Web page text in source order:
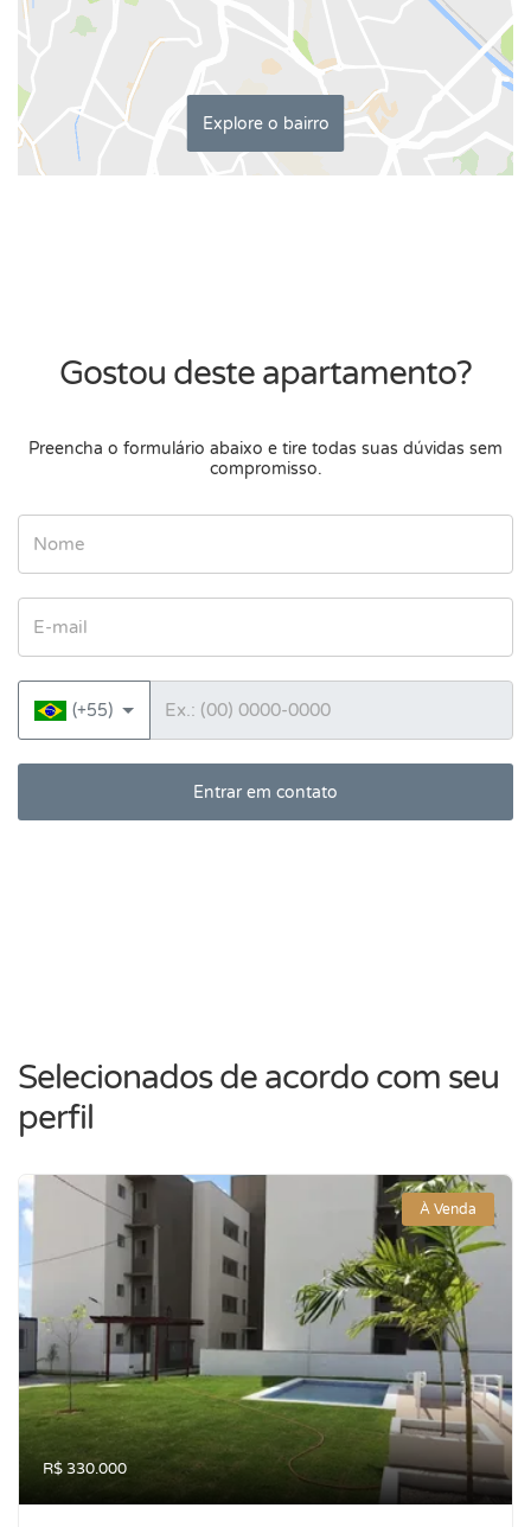
Explore o bairro
Gostou deste apartamento?
Preencha o formulário abaixo e tire todas suas dúvidas sem
compromisso.
(+55)
Entrar em contato
Selecionados de acordo com seu
perfil
À Venda
R$ 330.000